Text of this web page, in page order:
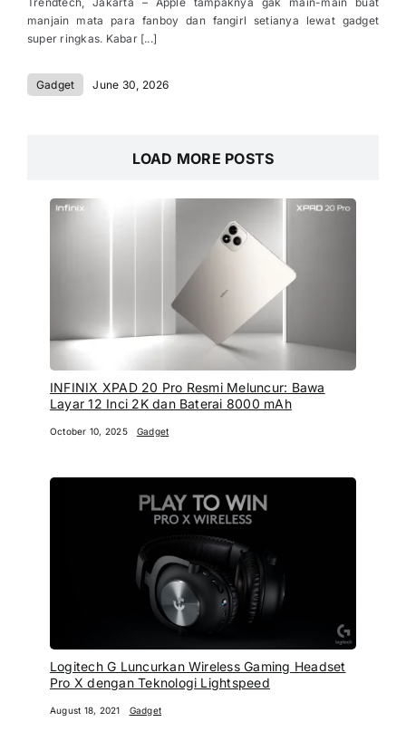
manjain mata para fanboy dan fangirl setianya lewat gadget
super ringkas. Kabar [...]
Gadget June 30, 2026
LOAD MORE POSTS
INFINIX XPAD 20 Pro Resmi Meluncur: Bawa
Layar 12 Inci 2K dan Baterai 8000 mAh
October 10, 2025 Gadget
Logitech G Luncurkan Wireless Gaming Headset
Pro X dengan Teknologi Lightspeed
August 18, 2021 Gadget